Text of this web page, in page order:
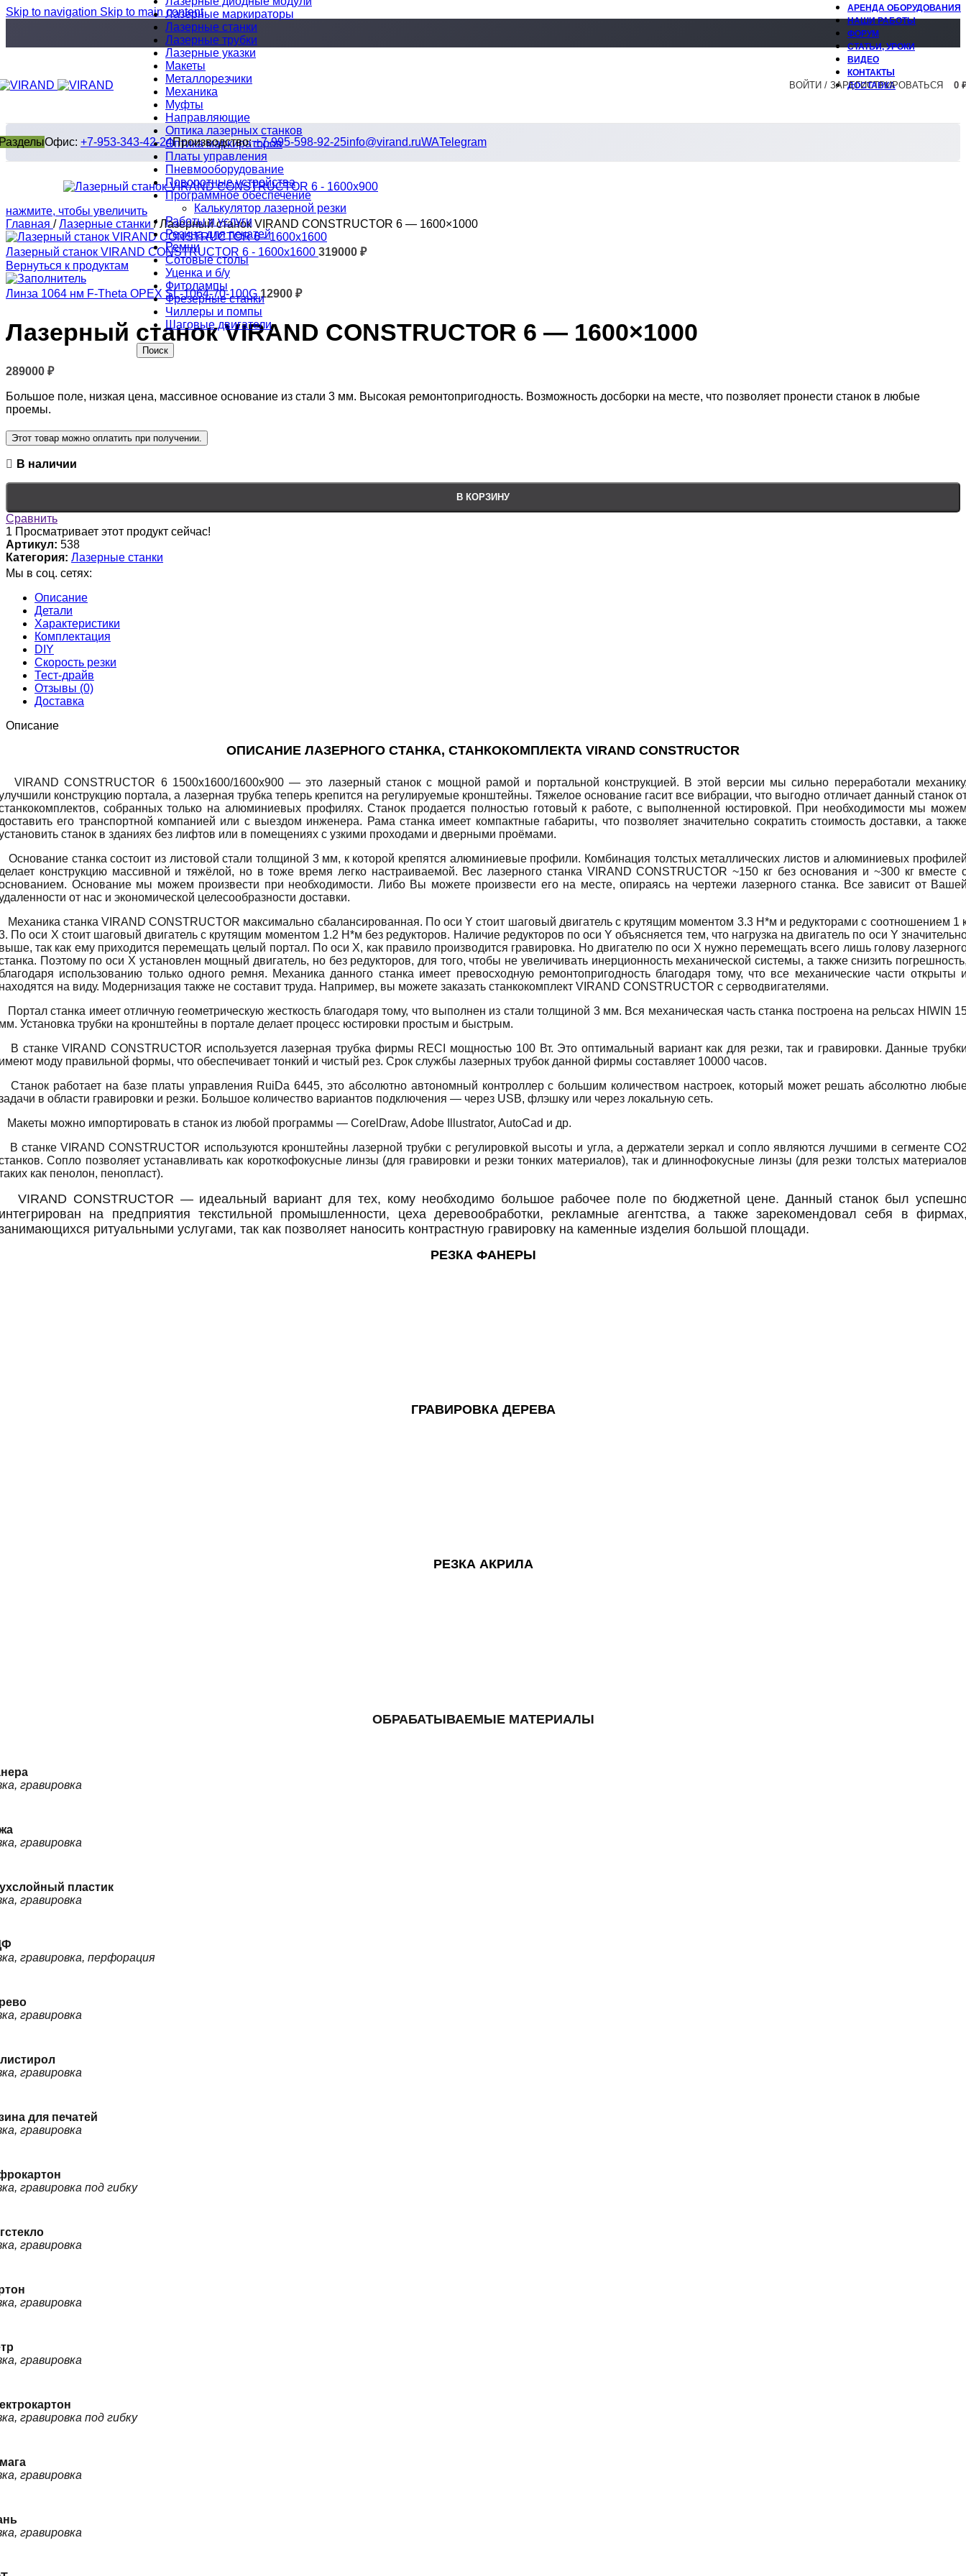
Skip to navigation Skip to main content
АРЕНДА ОБОРУДОВАНИЯ
НАШИ РАБОТЫ
ФОРУМ
СТАТЬИ, УРОКИ
ВИДЕО
КОНТАКТЫ
ДОСТАВКА
Лазерные маркираторы
Лазерные станки
Лазерные трубки
Лазерные указки
Макеты
Металлорезчики
Механика
Муфты
Направляющие
Оптика лазерных станков
Оптика маркираторов
Платы управления
Пневмооборудование
Поворотные устройства
Программное обеспечение
Калькулятор лазерной резки
Работы и услуги
Резина для печатей
Ремни
Сотовые столы
Уценка и б/у
Фитолампы
Фрезерные станки
Чиллеры и помпы
Шаговые двигатели
Поиск
ВОЙТИ / ЗАРЕГИСТРИРОВАТЬСЯ 0
Офис: +7-953-343-42-24Производство:+7-995-598-92-25info@virand.ruWATelegram
нажмите, чтобы увеличить
Главная / Лазерные станки / Лазерный станок VIRAND CONSTRUCTOR 6 — 1600×1000
Лазерный станок VIRAND CONSTRUCTOR 6 - 1600x1600 319000 ₽
Вернуться к продуктам
Линза 1064 нм F-Theta OPEX SL-1064-70-100G12900 ₽
Лазерный станок VIRAND CONSTRUCTOR 6 — 1600×1000
289000 ₽
Большое поле, низкая цена, массивное основание из стали 3 мм. Высокая ремонтопригодность. Возможность досборки на месте, что позволяет пронести станок в любые
проемы.
Этот товар можно оплатить при получении.
В наличии
В КОРЗИНУ
Сравнить
1 Просматривает этот продукт сейчас!
Артикул: 538
Категория: Лазерные станки
Мы в соц. сетях:
Описание
Детали
Характеристики
Комплектация
DIY
Скорость резки
Тест-драйв
Отзывы (0)
Доставка
Описание
ОПИСАНИЕ ЛАЗЕРНОГО СТАНКА, СТАНКОКОМПЛЕКТА VIRAND CONSTRUCTOR
CONSTRUCTOR 6 1500х1600/1600х900 — это лазерный станок с мощной рамой и портальной конструкцией. В этой версии мы сильно переработали
конструкцию портала, а лазерная трубка теперь крепится на регулируемые кронштейны. Тяжелое основание гасит все вибрации, что выгодно отличает данный станок
собранных только на алюминиевых профилях. Станок продается полностью готовый к работе, с выполненной юстировкой. При необходимости мы
его транспортной компанией или с выездом инженера. Рама станка имеет компактные габариты, что позволяет значительно сократить стоимость доставки, а
станок в зданиях без лифтов или в помещениях с узкими проходами и дверными проёмами.
станка состоит из листовой стали толщиной 3 мм, к которой крепятся алюминиевые профили. Комбинация толстых металлических листов и алюминиевых
конструкцию массивной и тяжёлой, но в тоже время легко настраиваемой. Вес лазерного станка VIRAND CONSTRUCTOR ~150 кг без основания и ~300 кг вместе
Основание мы можем произвести при необходимости. Либо Вы можете произвести его на месте, опираясь на чертежи лазерного станка. Все зависит от
от нас и экономической целесообразности доставки.
станка VIRAND CONSTRUCTOR максимально сбалансированная. По оси Y стоит шаговый двигатель с крутящим моментом 3.3 Н*м и редукторами с соотношением 1
По оси X стоит шаговый двигатель с крутящим моментом 1.2 Н*м без редукторов. Наличие редукторов по оси Y объясняется тем, что нагрузка на двигатель по оси Y
так как ему приходится перемещать целый портал. По оси X, как правило производится гравировка. Но двигателю по оси X нужно перемещать всего лишь голову
Поэтому по оси X установлен мощный двигатель, но без редукторов, для того, чтобы не увеличивать инерционность механической системы, а также снизить
использованию только одного ремня. Механика данного станка имеет превосходную ремонтопригодность благодаря тому, что все механические части открыты
на виду. Модернизация также не составит труда. Например, вы можете заказать станкокомплект VIRAND CONSTRUCTOR с серводвигателями.
станка имеет отличную геометрическую жесткость благодаря тому, что выполнен из стали толщиной 3 мм. Вся механическая часть станка построена на рельсах HIWIN
Установка трубки на кронштейны в портале делает процесс юстировки простым и быстрым.
станке VIRAND CONSTRUCTOR используется лазерная трубка фирмы RECI мощностью 100 Вт. Это оптимальный вариант как для резки, так и гравировки. Данные
моду правильной формы, что обеспечивает тонкий и чистый рез. Срок службы лазерных трубок данной фирмы составляет 10000 часов.
работает на базе платы управления RuiDa 6445, это абсолютно автономный контроллер с большим количеством настроек, который может решать абсолютно
в области гравировки и резки. Большое количество вариантов подключения — через USB, флэшку или через локальную сеть.
можно импортировать в станок из любой программы — CorelDraw, Adobe Illustrator, AutoCad и др.
станке VIRAND CONSTRUCTOR используются кронштейны лазерной трубки с регулировкой высоты и угла, а держатели зеркал и сопло являются лучшими в сегменте
Сопло позволяет устанавливать как короткофокусные линзы (для гравировки и резки тонких материалов), так и длиннофокусные линзы (для резки толстых
как пенолон, пенопласт).
CONSTRUCTOR — идеальный вариант для тех, кому необходимо большое рабочее поле по бюджетной цене. Данный станок был
на предприятия текстильной промышленности, цеха деревообработки, рекламные агентства, а также зарекомендовал себя в
ритуальными услугами, так как позволяет наносить контрастную гравировку на каменные изделия большой площади.
РЕЗКА ФАНЕРЫ
ГРАВИРОВКА ДЕРЕВА
РЕЗКА АКРИЛА
ОБРАБАТЫВАЕМЫЕ МАТЕРИАЛЫ
гравировка
гравировка
пластик
гравировка
гравировка, перфорация
гравировка
гравировка
для печатей
гравировка
гравировка под гибку
гравировка
гравировка
гравировка
гравировка под гибку
гравировка
гравировка